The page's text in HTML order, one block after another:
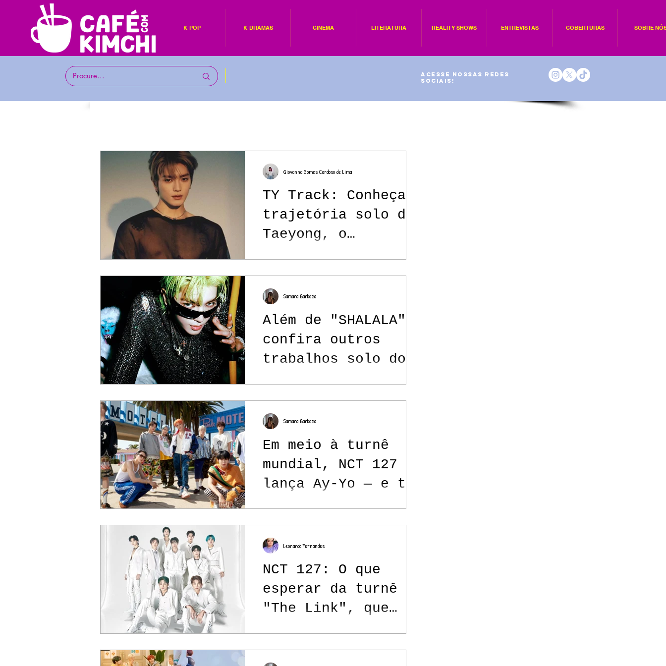
K-POP K-DRAMAS CINEMA LITERATURA REALITY SHOWS ENTREVISTAS COBERTURAS SOBRE
Acesse nossas redes
sociais!
TY Track: Conheça a
trajetória solo de
Taeyong, o
líder do NCT
Giovanna Gomes Cardoso de Lima
Além de "SHALALA",
confira outros
trabalhos solo do
Samara Barboza
Em meio à turnê
mundial, NCT 127
lança Ay-Yo — e tem
brasileira no
álbum!
Samara Barboza
NCT 127: O que
esperar da turnê
"The Link", que
Brasil em janeiro
Leonardo Fernandes